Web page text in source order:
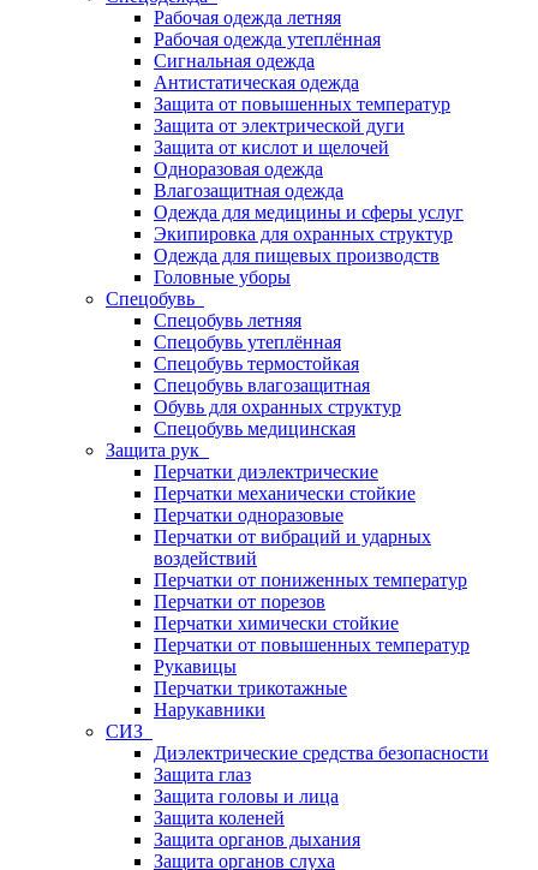
Рабочая одежда летняя
Рабочая одежда утеплённая
Сигнальная одежда
Антистатическая одежда
Защита от повышенных температур
Защита от электрической дуги
Защита от кислот и щелочей
Одноразовая одежда
Влагозащитная одежда
Одежда для медицины и сферы услуг
Экипировка для охранных структур
Одежда для пищевых производств
Головные уборы
Спецобувь
Спецобувь летняя
Спецобувь утеплённая
Спецобувь термостойкая
Спецобувь влагозащитная
Обувь для охранных структур
Спецобувь медицинская
Защита рук
Перчатки диэлектрические
Перчатки механически стойкие
Перчатки одноразовые
Перчатки от вибраций и ударных
воздействий
Перчатки от пониженных температур
Перчатки от порезов
Перчатки химически стойкие
Перчатки от повышенных температур
Рукавицы
Перчатки трикотажные
Нарукавники
СИЗ
Диэлектрические средства безопасности
Защита глаз
Защита головы и лица
Защита коленей
Защита органов дыхания
Защита органов слуха